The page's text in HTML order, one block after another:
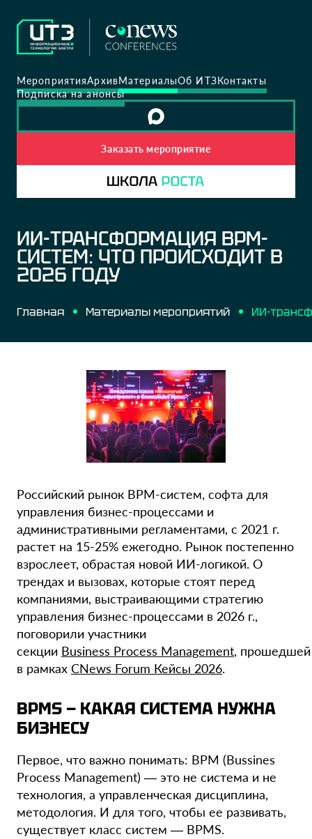
МероприятияАрхивМатериалыОб ИТЗКонтакты
Подписка на анонсы
Заказать мероприятие
ИИ-ТРАНСФОРМАЦИЯ BPM-
СИСТЕМ: ЧТО ПРОИСХОДИТ В
2026 ГОДУ
Главная Материалы мероприятий
Российский рынок BPM-систем, софта для
управления бизнес-процессами и
административными регламентами, с 2021 г.
растет на 15-25% ежегодно. Рынок постепенно
взрослеет, обрастая новой ИИ-логикой. О
трендах и вызовах, которые стоят перед
компаниями, выстраивающими стратегию
управления бизнес-процессами в 2026 г.,
поговорили участники
секции Business Process Management, прошедшей
в рамках CNews Forum Кейсы 2026.
BPMS — КАКАЯ СИСТЕМА НУЖНА
БИЗНЕСУ
Первое, что важно понимать: BPM (Bussines
Process Management) — это не система и не
технология, а управленческая дисциплина,
методология. И для того, чтобы ее развивать,
существует класс систем — BPMS.